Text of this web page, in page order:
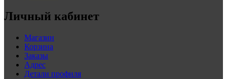
Личный кабинет
Магазин
Корзина
Заказы
Адрес
Детали профиля